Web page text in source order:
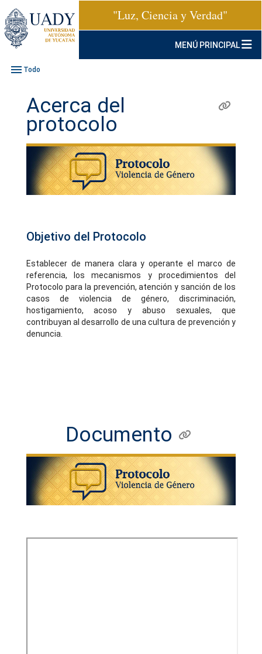
"Luz, Ciencia y Verdad"
MENÚ PRINCIPAL
menu Todo
Acerca del
protocolo
Objetivo del Protocolo
Establecer de manera clara y operante el marco de
referencia, los mecanismos y procedimientos del
Protocolo para la prevención, atención y sanción de los
casos de violencia de género, discriminación,
hostigamiento, acoso y abuso sexuales, que
contribuyan al desarrollo de una cultura de prevención y
denuncia.
Documento